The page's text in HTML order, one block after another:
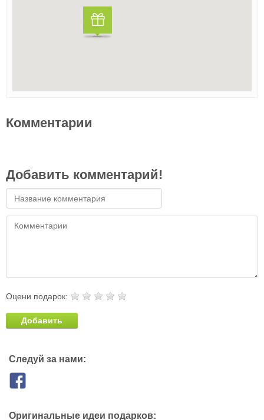
Комментарии
Добавить комментарий!
Оцени подарок:
Добавить
Следуй за нами:
Оригинальные идеи подарков: